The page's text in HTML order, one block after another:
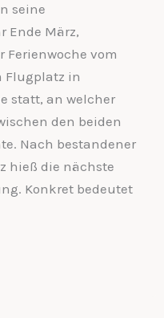
seine
Ende März,
Ferienwoche vom
Flugplatz in
statt, an welcher
den beiden
Nach bestandener
hieß die nächste
Konkret bedeutet